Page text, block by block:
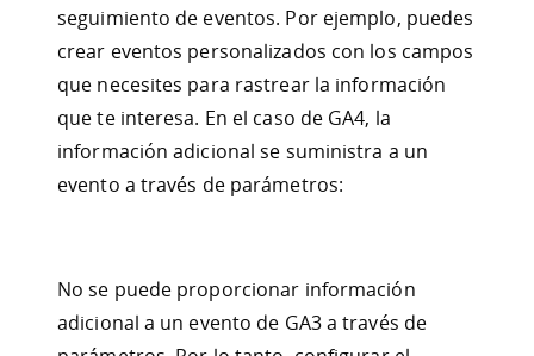
seguimiento de eventos. Por ejemplo, puedes
crear eventos personalizados con los campos
que necesites para rastrear la información
que te interesa. En el caso de GA4, la
información adicional se suministra a un
evento a través de parámetros:
No se puede proporcionar información
adicional a un evento de GA3 a través de